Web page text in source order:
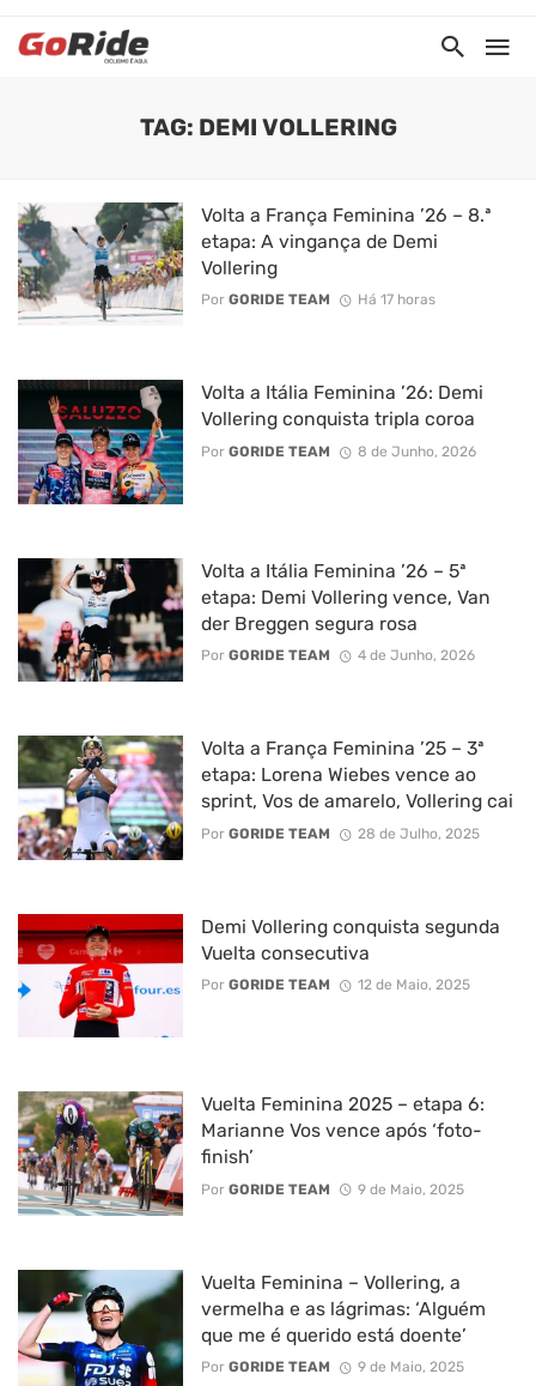
TAG: DEMI VOLLERING
Volta a França Feminina ’26 – 8.ª
etapa: A vingança de Demi
Vollering
Por GORIDE TEAM Há 17 horas
Volta a Itália Feminina ’26: Demi
Vollering conquista tripla coroa
Por GORIDE TEAM 8 de Junho, 2026
Volta a Itália Feminina ’26 – 5ª
etapa: Demi Vollering vence, Van
der Breggen segura rosa
Por GORIDE TEAM 4 de Junho, 2026
Volta a França Feminina ’25 – 3ª
etapa: Lorena Wiebes vence ao
sprint, Vos de amarelo, Vollering cai
Por GORIDE TEAM 28 de Julho, 2025
Demi Vollering conquista segunda
Vuelta consecutiva
Por GORIDE TEAM 12 de Maio, 2025
Vuelta Feminina 2025 – etapa 6:
Marianne Vos vence após ‘foto-
finish’
Por GORIDE TEAM 9 de Maio, 2025
Vuelta Feminina – Vollering, a
vermelha e as lágrimas: ‘Alguém
que me é querido está doente’
Por GORIDE TEAM 9 de Maio, 2025